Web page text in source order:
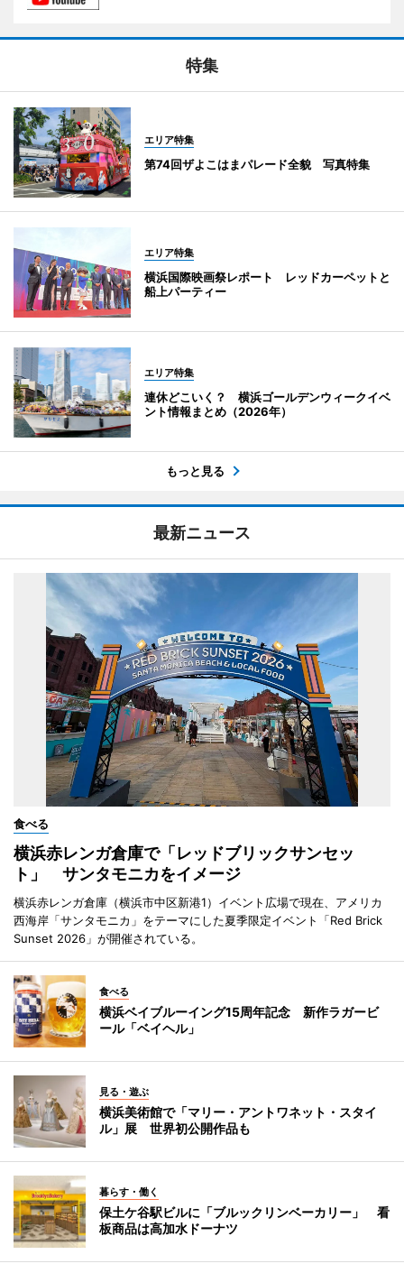
特集
エリア特集
第74回ザよこはまパレード全貌 写真特集
エリア特集
横浜国際映画祭レポート レッドカーペットと
船上パーティー
エリア特集
連休どこいく？ 横浜ゴールデンウィークイベ
ント情報まとめ（2026年）
もっと見る
最新ニュース
食べる
横浜赤レンガ倉庫で「レッドブリックサンセッ
ト」 サンタモニカをイメージ
横浜赤レンガ倉庫（横浜市中区新港1）イベント広場で現在、アメリカ
西海岸「サンタモニカ」をテーマにした夏季限定イベント「Red Brick
Sunset 2026」が開催されている。
食べる
横浜ベイブルーイング15周年記念 新作ラガービ
ール「ベイヘル」
見る・遊ぶ
横浜美術館で「マリー・アントワネット・スタイ
ル」展 世界初公開作品も
暮らす・働く
保土ケ谷駅ビルに「ブルックリンベーカリー」 看
板商品は高加水ドーナツ